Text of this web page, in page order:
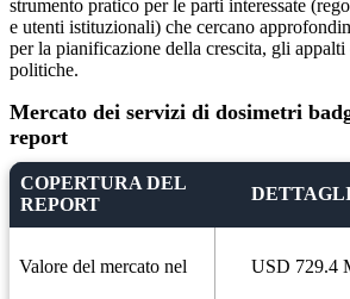
strumento pratico per le parti interessate
e utenti istituzionali) che cercano
per la pianificazione della crescita, gli
politiche.
Mercato dei servizi di dosimetri
report
COPERTURA DEL
REPORT
Valore del mercato nel USD 729.4